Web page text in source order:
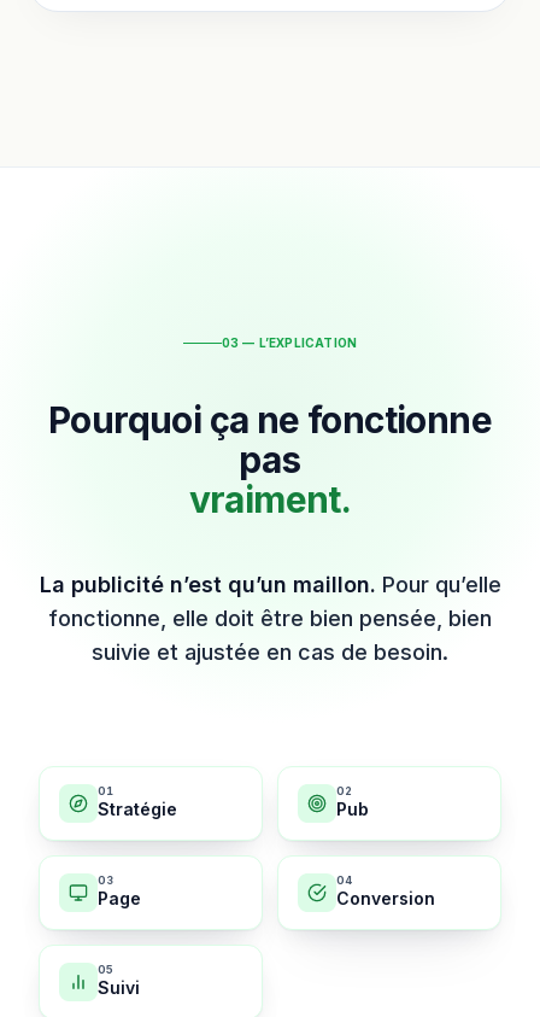
03 — L’EXPLICATION
Pourquoi ça ne fonctionne
pas
vraiment.
La publicité n’est qu’un maillon. Pour qu’elle
fonctionne, elle doit être bien pensée, bien
suivie et ajustée en cas de besoin.
01
Stratégie
02
Pub
03
Page
04
Conversion
05
Suivi